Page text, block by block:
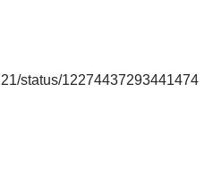
status/12274437293441474